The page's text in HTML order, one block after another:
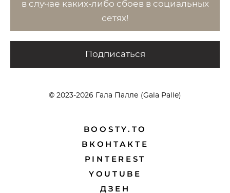
в случае каких-либо сбоев в социальных
сетях!
Подписаться
© 2023-2026 Гала Палле (Gala Palle)
BOOSTY.TO
BКОНТАКТЕ
PINTEREST
YOUTUBE
ДЗЕН